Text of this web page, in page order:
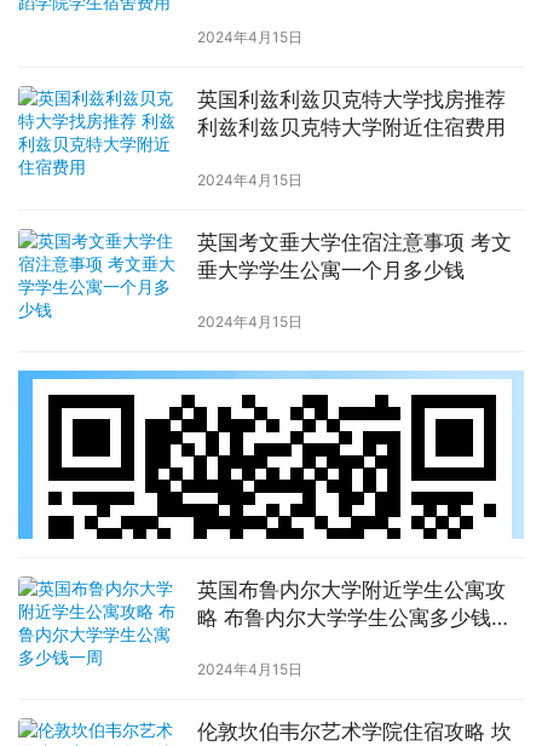
2024年4月15日
英国利兹利兹贝克特大学找房推荐
利兹利兹贝克特大学附近住宿费用
2024年4月15日
英国考文垂大学住宿注意事项 考文
垂大学学生公寓一个月多少钱
2024年4月15日
英国布鲁内尔大学附近学生公寓攻
略 布鲁内尔大学学生公寓多少钱一
2024年4月15日
伦敦坎伯韦尔艺术学院住宿攻略 坎